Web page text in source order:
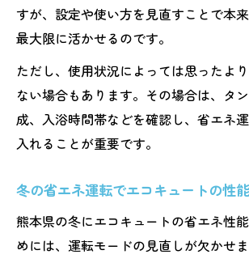
すが、設定や使い方を見直すことで本
最大限に活かせるのです。
ただし、使用状況によっては思ったよ
ない場合もあります。その場合は、タ
成、入浴時間帯などを確認し、省エネ
入れることが重要です。
冬の省エネ運転でエコキュートの性
熊本県の冬にエコキュートの省エネ性
めには、運転モードの見直しが欠かせ